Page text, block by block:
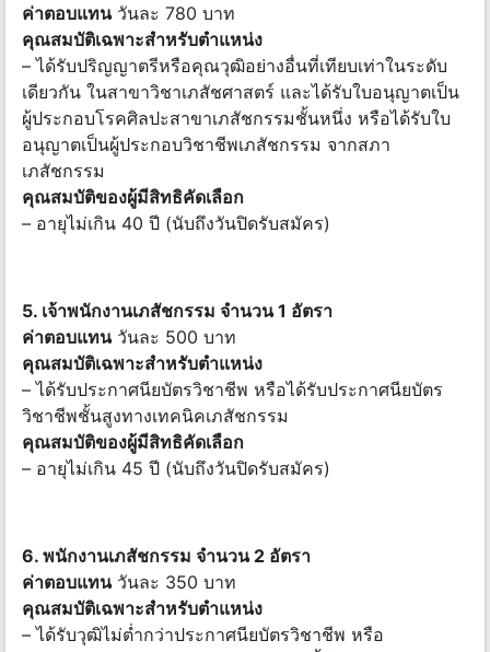
ค่าตอบแทนวันละ 780 บาท
คุณสมบัติเฉพาะสำหรับตำแหน่ง
– ได้รับปริญญาตรีหรือคุณวุฒิอย่างอื่นที่เทียบเท่าในระดับ
เดียวกัน ในสาขาวิชาเภสัชศาสตร์ และได้รับใบอนุญาตเป็น
ผู้ประกอบโรคศิลปะสาขาเภสัชกรรมชั้นหนึ่ง หรือได้รับใบ
อนุญาตเป็นผู้ประกอบวิชาชีพเภสัชกรรม จากสภา
เภสัชกรรม
คุณสมบัติของผู้มีสิทธิคัดเลือก
– อายุไม่เกิน 40 ปี (นับถึงวันปิดรับสมัคร)
5. เจ้าพนักงานเภสัชกรรม จำนวน 1 อัตรา
ค่าตอบแทนวันละ 500 บาท
คุณสมบัติเฉพาะสำหรับตำแหน่ง
– ได้รับประกาศนียบัตรวิชาชีพ หรือได้รับประกาศนียบัตร
วิชาชีพชั้นสูงทางเทคนิคเภสัชกรรม
คุณสมบัติของผู้มีสิทธิคัดเลือก
– อายุไม่เกิน 45 ปี (นับถึงวันปิดรับสมัคร)
6. พนักงานเภสัชกรรม จำนวน 2 อัตรา
ค่าตอบแทนวันละ 350 บาท
คุณสมบัติเฉพาะสำหรับตำแหน่ง
– ได้รับวุฒิไม่ต่ำกว่าประกาศนียบัตรวิชาชีพ หรือ